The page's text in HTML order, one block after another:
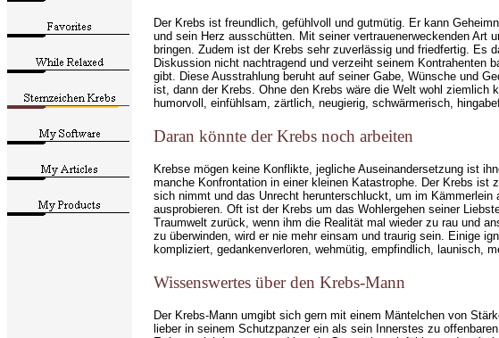
Der Krebs ist freundlich, gefühlvoll und gutmütig. Er kann
und sein Herz ausschütten. Mit seiner vertrauenerweckenden Art
bringen. Zudem ist der Krebs sehr zuverlässig und friedfertig. Es
Diskussion nicht nachtragend und verzeiht seinem Kontrahenten
gibt. Diese Ausstrahlung beruht auf seiner Gabe, Wünsche und
ist, dann der Krebs. Ohne den Krebs wäre die Welt wohl
humorvoll, einfühlsam, zärtlich, neugierig, schwärmerisch,
Daran könnte der Krebs noch arbeiten
Krebse mögen keine Konflikte, jegliche Auseinandersetzung ist
manche Konfrontation in einer kleinen Katastrophe. Der Krebs
sich nimmt und das Unrecht herunterschluckt, um im
ausprobieren. Oft ist der Krebs um das Wohlergehen seiner
Traumwelt zurück, wenn ihm die Realität mal wieder zu rau und
zu überwinden, wird er nie mehr einsam und traurig sein. Einige
kompliziert, gedankenverloren, wehmütig, empfindlich, launisch,
Wissenswertes über den Krebs-Mann
Der Krebs-Mann umgibt sich gern mit einem Mäntelchen von
lieber in seinem Schutzpanzer ein als sein Innerstes zu